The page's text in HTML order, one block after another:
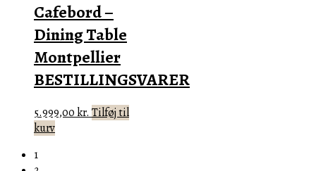
Cafebord –
Dining Table
Montpellier
BESTILLINGSVARER
5.999,00kr. Tilføj til
kurv
1